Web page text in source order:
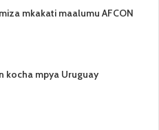
mkakati maalumu AFCON
kocha mpya Uruguay